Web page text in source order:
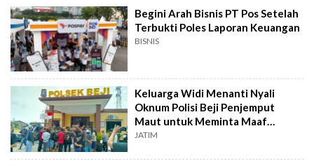
Begini Arah Bisnis PT Pos Setelah
Terbukti Poles Laporan Keuangan
BISNIS
Keluarga Widi Menanti Nyali
Oknum Polisi Beji Penjemput
Maut untuk Meminta Maaf
Langsung
JATIM